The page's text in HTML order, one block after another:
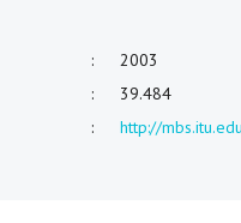
:
2003
:
39.484
: http://